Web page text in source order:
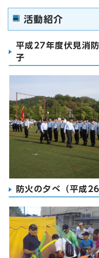
活動紹介
平成27年度伏見消
子
防火の夕べ（平成